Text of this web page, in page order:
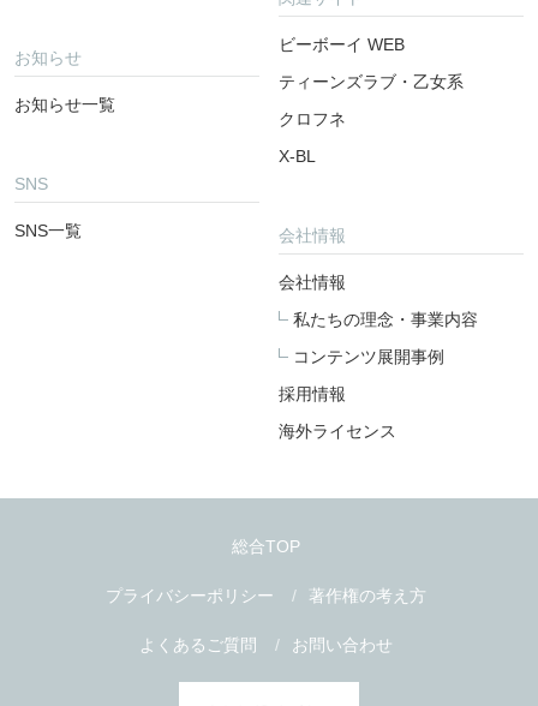
お知らせ
お知らせ一覧
SNS
SNS一覧
ビーボーイ WEB
ティーンズラブ・乙女系
クロフネ
X-BL
会社情報
会社情報
私たちの理念・事業内容
コンテンツ展開事例
採用情報
海外ライセンス
総合TOP
プライバシーポリシー 著作権の考え方
よくあるご質問 お問い合わせ